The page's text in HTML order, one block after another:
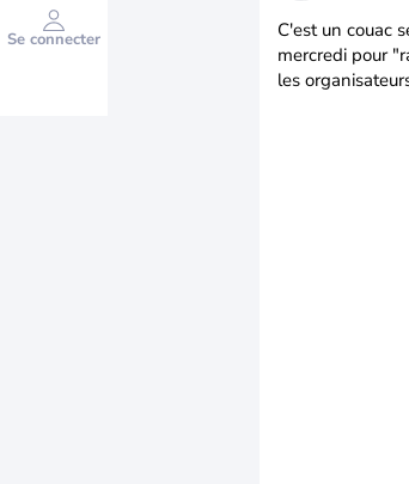
Se connecter
C'est un couac
mercredi pour
les